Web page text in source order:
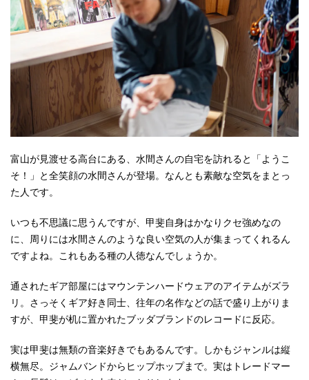
富山が見渡せる高台にある、水間さんの自宅を訪れると「ようこ
そ！」と全笑顔の水間さんが登場。なんとも素敵な空気をまとっ
た人です。
いつも不思議に思うんですが、甲斐自身はかなりクセ強めなの
に、周りには水間さんのような良い空気の人が集まってくれるん
ですよね。これもある種の人徳なんでしょうか。
通されたギア部屋にはマウンテンハードウェアのアイテムがズラ
リ。さっそくギア好き同士、往年の名作などの話で盛り上がりま
すが、甲斐が机に置かれたブッダブランドのレコードに反応。
実は甲斐は無類の音楽好きでもあるんです。しかもジャンルは縦
横無尽。ジャムバンドからヒップホップまで。実はトレードマー